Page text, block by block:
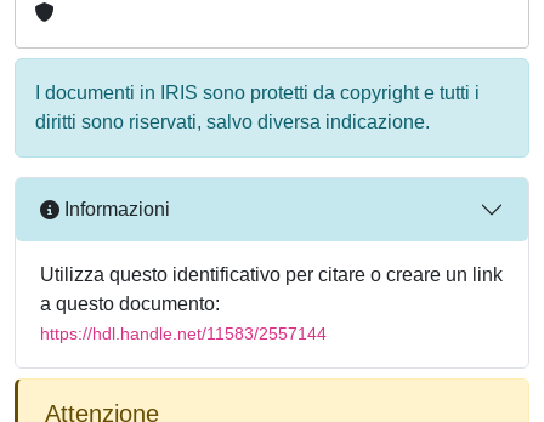
I documenti in IRIS sono protetti da copyright e tutti i
diritti sono riservati, salvo diversa indicazione.
Informazioni
Utilizza questo identificativo per citare o creare un link
a questo documento:
https://hdl.handle.net/11583/2557144
Attenzione